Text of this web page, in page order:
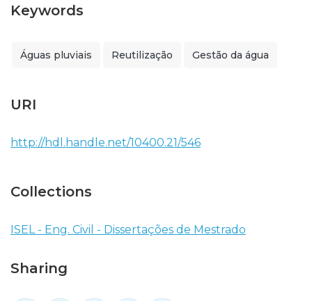
Keywords
Águas pluviais Reutilização Gestão da água
URI
http://hdl.handle.net/10400.21/546
Collections
ISEL - Eng. Civil - Dissertações de Mestrado
Sharing